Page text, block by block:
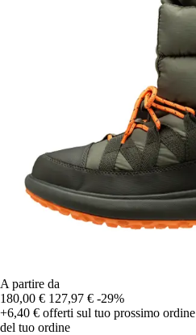
A partire da
180,00 € 127,97 € -29%
+6,40 € offerti sul tuo prossimo ordine
del tuo ordine